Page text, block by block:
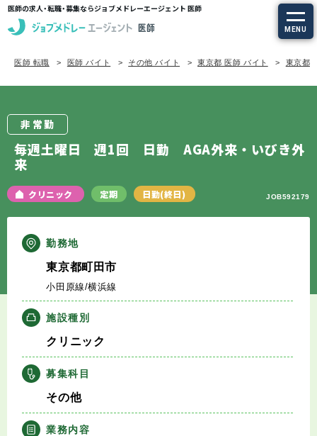
医師の求人・転職・募集ならジョブメドレーエージェント 医師
MENU
求人を探す
定期非常勤の求人
エージェントサービスTOP
サービスの流れ
医師の求人・転職Q&A
知りたい・聞きたい
医師 転職 医師 バイト その他 バイト 東京都 医師 バイト 東京都/
非常勤
毎週土曜日 週1回 日勤 AGA外来・いびき外
来
クリニック 定期 日勤(終日) JOB592179
勤務地
東京都町田市
小田原線/横浜線
施設種別
クリニック
募集科目
その他
業務内容